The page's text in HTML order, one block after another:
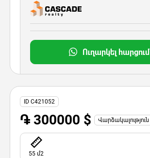
Ուղարկել հարցում
ID C421052
֏ 300000 $ Վարձակալություն
55 մ2